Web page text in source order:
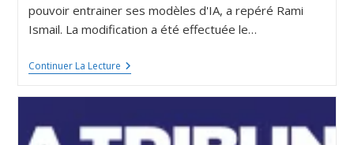
pouvoir entrainer ses modèles d'IA, a repéré Rami
Ismail. La modification a été effectuée le…
Continuer La Lecture